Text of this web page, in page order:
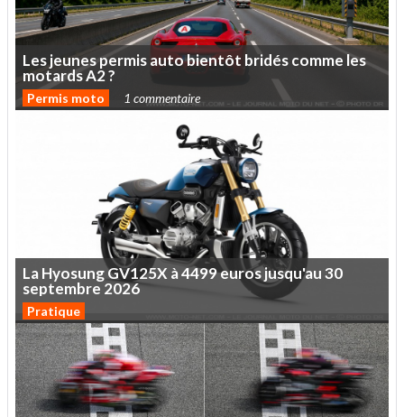
Lesjeunespermisautobientôt bridéscommeles
motardsA2?
Permis moto 1 commentaire
LaHyosungGV125X à4499eurosjusqu'au30
septembre 2026
Pratique